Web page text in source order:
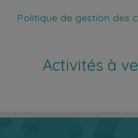
Politique de gestion des
Activités à